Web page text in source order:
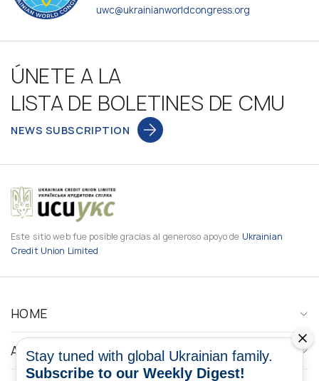
uwc@ukrainianworldcongress.org
ÚNETE A LA
LISTA DE BOLETINES DE CMU
NEWS SUBSCRIPTION
Este sitio web fue posible gracias al generoso apoyo de Ukrainian
Credit Union Limited
HOME
ABOUT
Stay tuned with global Ukrainian family.
Subscribe to our Weekly Digest!